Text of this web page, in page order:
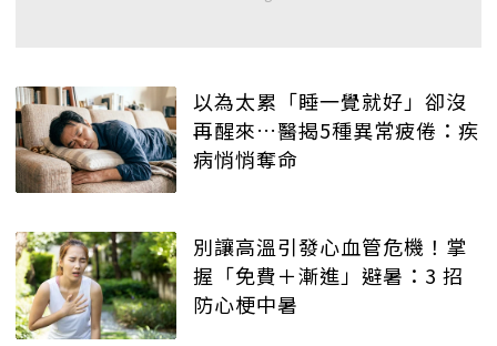
以為太累「睡一覺就好」卻沒
再醒來…醫揭5種異常疲倦：疾
病悄悄奪命
別讓高溫引發心血管危機！掌
握「免費＋漸進」避暑：3 招
防心梗中暑